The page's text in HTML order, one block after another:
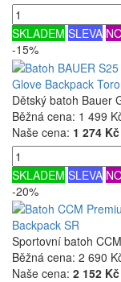
SKLADEM SLEVA
-15%
Glove Backpack
Dětský batoh Bauer
Běžná cena: 1 499
Naše cena: 1 274 Kč
SKLADEM SLEVA
-20%
Backpack SR
Sportovní batoh
Běžná cena: 2 690
Naše cena: 2 152 Kč